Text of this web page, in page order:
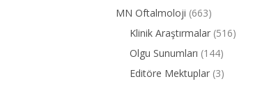
MN Oftalmoloji (663)
Klinik Araştırmalar (516)
Olgu Sunumları (144)
Editöre Mektuplar (3)